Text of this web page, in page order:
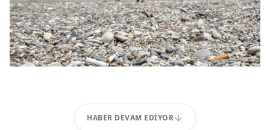
HABER DEVAM EDIYOR